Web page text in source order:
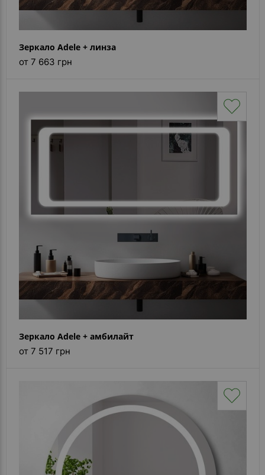
Зеркало Adele + линза
от 7 663 грн
Зеркало Adele + амбилайт
от 7 517 грн